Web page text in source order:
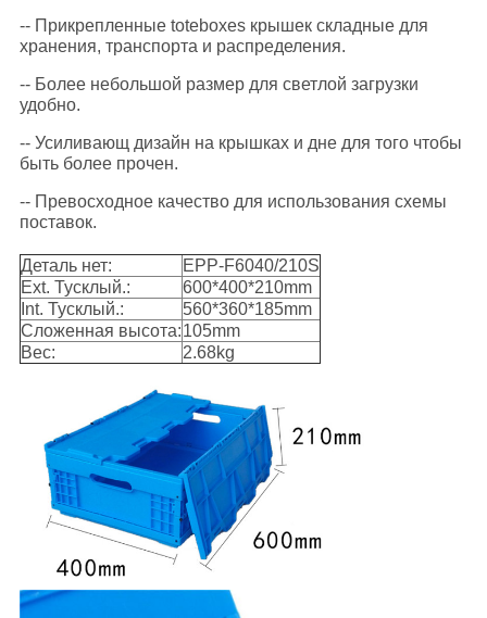
-- Прикрепленные toteboxes крышек складные для
хранения, транспорта и распределения.
-- Более небольшой размер для светлой загрузки
удобно.
-- Усиливающ дизайн на крышках и дне для того чтобы
быть более прочен.
-- Превосходное качество для использования схемы
поставок.
Деталь нет:
EPP-F6040/210S
Ext. Тусклый.:
600*400*210mm
Int. Тусклый.:
560*360*185mm
Сложенная высота:105mm
Вес:
2.68kg